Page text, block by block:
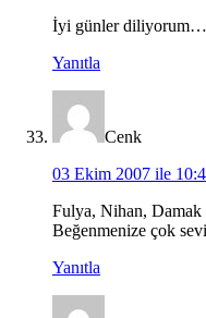
İyi günler diliyorum…
Yanıtla
Cenk
03 Ekim 2007 ile
Fulya, Nihan, Damak
Beğenmenize çok
Yanıtla